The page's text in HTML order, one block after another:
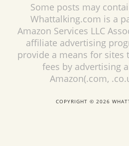
Some posts may
Whattalking.com is a
Amazon Services LLC
affiliate advertising
provide a means for sites
fees by advertising
Amazon(.com,
COPYRIGHT © 2026